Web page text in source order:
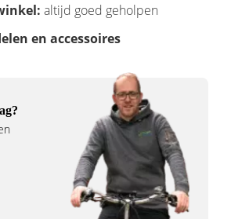
altijd goed geholpen
en accessoires